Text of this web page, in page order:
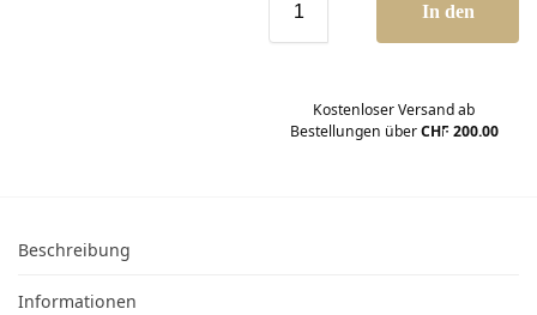
In den
b
Kostenloser Versand ab
Bestellungen überCHF 200.00
Beschreibung
Informationen